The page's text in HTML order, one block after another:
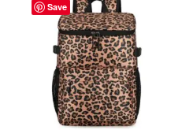
Save